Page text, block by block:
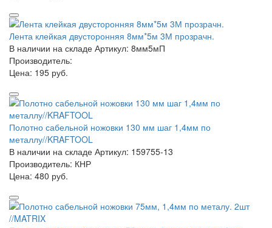
Лента клейкая двусторонняя 8мм*5м 3М прозрачн.
В наличии на складе Артикул: 8мм5мП
Производитель:
Цена: 195 руб.
Полотно сабельной ножовки 130 мм шаг 1,4мм по
металлу//KRAFTOOL
В наличии на складе Артикул: 159755-13
Производитель: КНР
Цена: 480 руб.